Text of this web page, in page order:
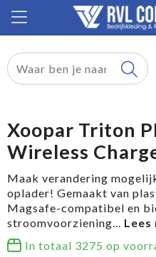
Relatiegeschenken
Tassen
Sport
Werkkleding
Xoopar Triton
Wireless
Maak verandering
oplader! Gemaakt van
Magsafe-compatibel en
stroomvoorziening...
In totaal 3275 op